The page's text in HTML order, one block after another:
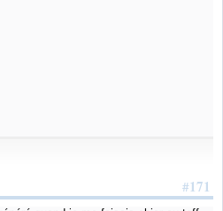
#171